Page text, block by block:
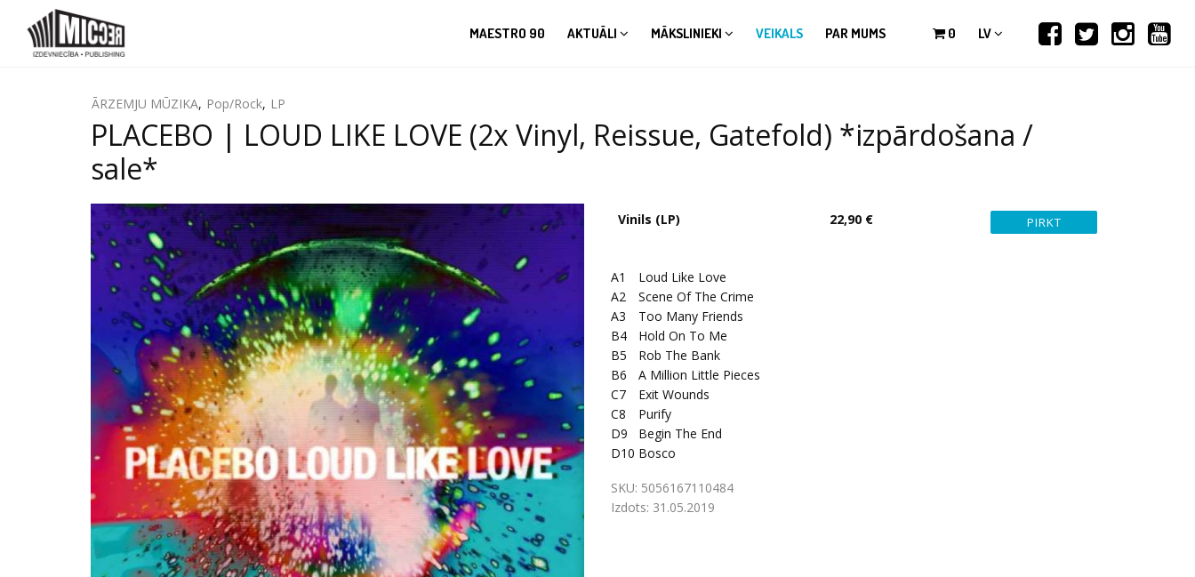
MAESTRO 90 AKTUĀLI MĀKSLINIEKI VEIKALS PAR MUMS 0 LV
ĀRZEMJU MŪZIKA, Pop/Rock, LP
PLACEBO | LOUD LIKE LOVE (2x Vinyl, Reissue, Gatefold) *izpārdošana /
sale*
Vinils (LP) 22,90 €
A1
Loud Like Love
A2
Scene Of The Crime
A3
Too Many Friends
B4
Hold On To Me
B5
Rob The Bank
B6
A Million Little Pieces
C7
Exit Wounds
C8
Purify
D9
Begin The End
D10 Bosco
SKU: 5056167110484
Izdots: 31.05.2019